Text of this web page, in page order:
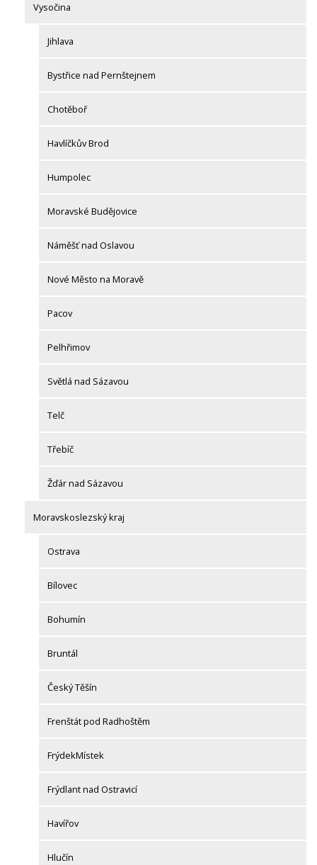
Vysočina
Jihlava
Bystřice nad Pernštejnem
Chotěboř
Havlíčkův Brod
Humpolec
Moravské Budějovice
Náměšť nad Oslavou
Nové Město na Moravě
Pacov
Pelhřimov
Světlá nad Sázavou
Telč
Třebíč
Žďár nad Sázavou
Moravskoslezský kraj
Ostrava
Bílovec
Bohumín
Bruntál
Český Těšín
Frenštát pod Radhoštěm
FrýdekMístek
Frýdlant nad Ostravicí
Havířov
Hlučín